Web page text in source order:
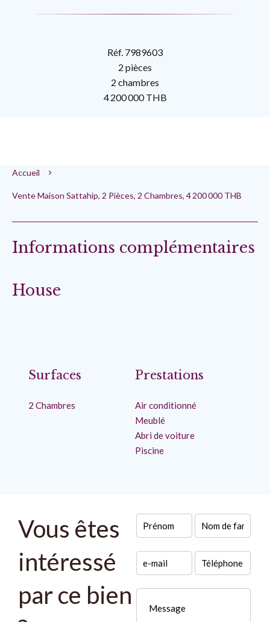
Réf. 7989603
2 pièces
2 chambres
4 200 000 THB
Accueil
Vente Maison Sattahip, 2 Pièces, 2 Chambres, 4 200 000 THB
Informations complémentaires
House
Surfaces
2 Chambres
Prestations
Air conditionné
Meublé
Abri de voiture
Piscine
Vous êtes
intéressé
par ce bien